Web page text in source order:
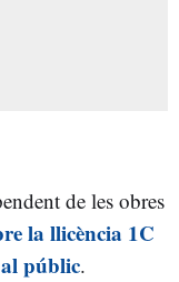
de les obres
la llicència 1C
públic.